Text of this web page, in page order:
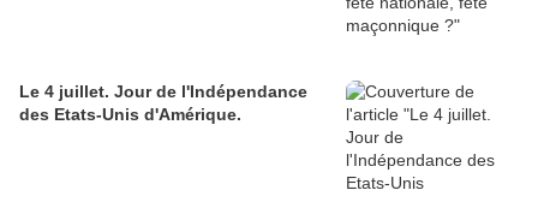
Le 4 juillet. Jour de l'Indépendance
des Etats-Unis d'Amérique.